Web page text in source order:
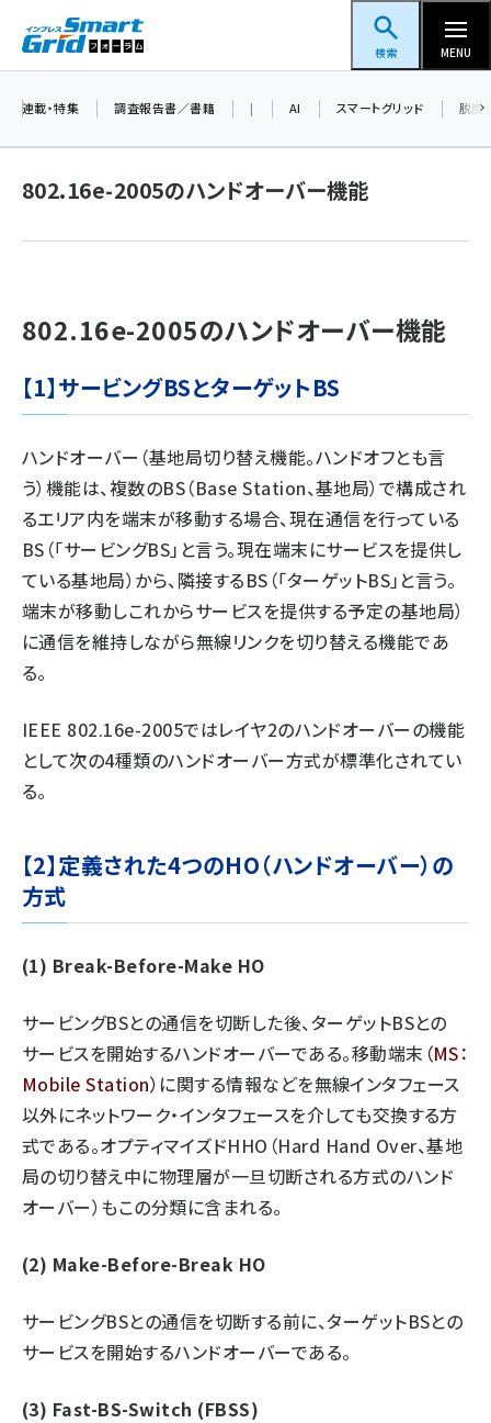
ン
スマートグリッドフォーラム
検索 MENU
蓄電池 (377)
ペロブスカイト (325)
ngn (262)
大串 (210)
aitras (176)
タンデム (140)
連載・特集 調査報告書／書籍 | AI スマートグリッド 脱炭
802.16e-2005のハンドオーバー機能
802.16e-2005のハンドオーバー機能
【1】サービングBSとターゲットBS
ハンドオーバー（基地局切り替え機能。ハンドオフとも言
う）機能は、複数のBS（Base Station、基地局）で構成され
るエリア内を端末が移動する場合、現在通信を行っている
BS（「サービングBS」と言う。現在端末にサービスを提供し
ている基地局）から、隣接するBS（「ターゲットBS」と言う。
端末が移動しこれからサービスを提供する予定の基地局）
に通信を維持しながら無線リンクを切り替える機能であ
る。
IEEE 802.16e-2005ではレイヤ2のハンドオーバーの機能
として次の4種類のハンドオーバー方式が標準化されてい
る。
【2】定義された4つのHO（ハンドオーバー）の
方式
(1) Break-Before-Make HO
サービングBSとの通信を切断した後、ターゲットBSとの
サービスを開始するハンドオーバーである。移動端末 （MS：
Mobile Station） に関する情報などを無線インタフェース
以外にネットワーク・インタフェースを介しても交換する方
式である。オプティマイズドHHO（Hard Hand Over、基地
局の切り替え中に物理層が一旦切断される方式のハンド
オーバー）もこの分類に含まれる。
(2) Make-Before-Break HO
サービングBSとの通信を切断する前に、ターゲットBSとの
サービスを開始するハンドオーバーである。
(3) Fast-BS-Switch (FBSS)